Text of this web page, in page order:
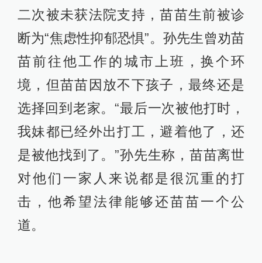
二次被未获法院支持，苗苗生前被诊
断为“焦虑性抑郁恐惧”。孙先生曾劝苗
苗前往他工作的城市上班，换个环
境，但苗苗因放不下孩子，最终还是
选择回到老家。“最后一次被他打时，
我妹都已经外出打工，避着他了，还
是被他找到了。”孙先生称，苗苗离世
对他们一家人来说都是很沉重的打
击，他希望法律能够还苗苗一个公
道。